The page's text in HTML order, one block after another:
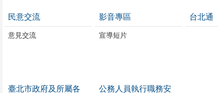
民意交流
意見交流
影音專區
宣導短片
台北通
臺北市政府及所屬各 公務人員執行職務安